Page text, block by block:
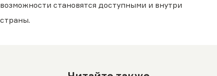
возможности становятся доступными и внутри
страны.